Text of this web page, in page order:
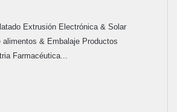
Extrusión Electrónica & Solar
alimentos & Embalaje Productos
Farmacéutica...